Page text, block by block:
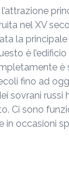
nel XV
la
è
è
fino ad
sovrani russi
Ci sono
in occasioni